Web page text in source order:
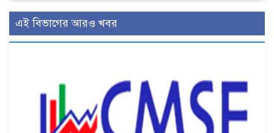
এই বিভাগের আরও খবর